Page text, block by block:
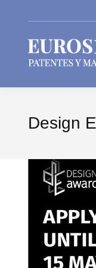
Design